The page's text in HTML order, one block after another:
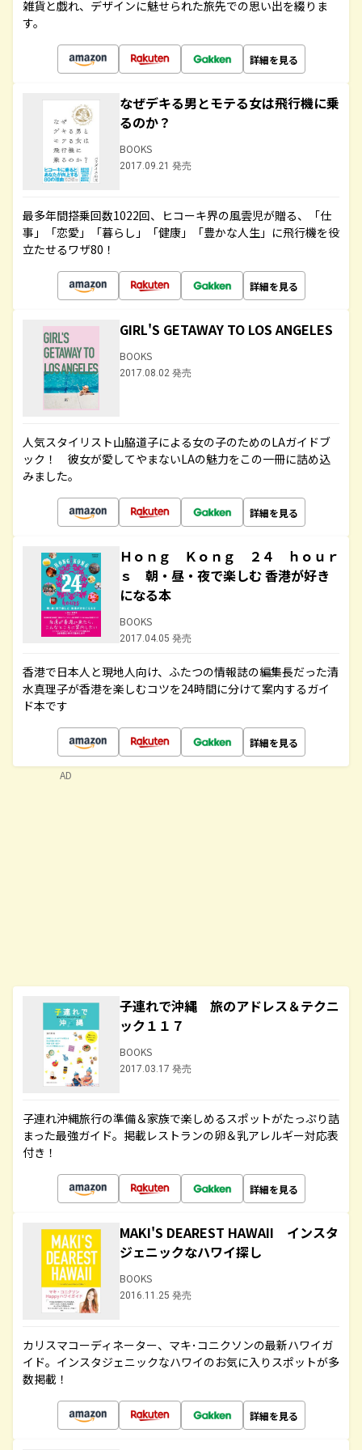
雑貨と戯れ、デザインに魅せられた旅先での思い出を綴りま
す。
詳細を見る
なぜデキる男とモテる女は飛行機に乗
るのか？
BOOKS
2017.09.21 発売
最多年間搭乗回数1022回、ヒコーキ界の風雲児が贈る、「仕
事」「恋愛」「暮らし」「健康」「豊かな人生」に飛行機を役
立たせるワザ80！
詳細を見る
GIRL'S GETAWAY TO LOS ANGELES
BOOKS
2017.08.02 発売
人気スタイリスト山脇道子による女の子のためのLAガイドブ
ック！ 彼女が愛してやまないLAの魅力をこの一冊に詰め込
みました。
詳細を見る
Ｈｏｎｇ Ｋｏｎｇ ２４ ｈｏｕｒ
ｓ 朝・昼・夜で楽しむ 香港が好き
になる本
BOOKS
2017.04.05 発売
香港で日本人と現地人向け、ふたつの情報誌の編集長だった清
水真理子が香港を楽しむコツを24時間に分けて案内するガイ
ド本です
詳細を見る
子連れで沖縄 旅のアドレス＆テクニ
ック１１７
BOOKS
2017.03.17 発売
子連れ沖縄旅行の準備＆家族で楽しめるスポットがたっぷり詰
まった最強ガイド。掲載レストランの卵＆乳アレルギー対応表
付き！
詳細を見る
MAKI'S DEAREST HAWAII インスタ
ジェニックなハワイ探し
BOOKS
2016.11.25 発売
カリスマコーディネーター、マキ･コニクソンの最新ハワイガ
イド。インスタジェニックなハワイのお気に入りスポットが多
数掲載！
詳細を見る
AD